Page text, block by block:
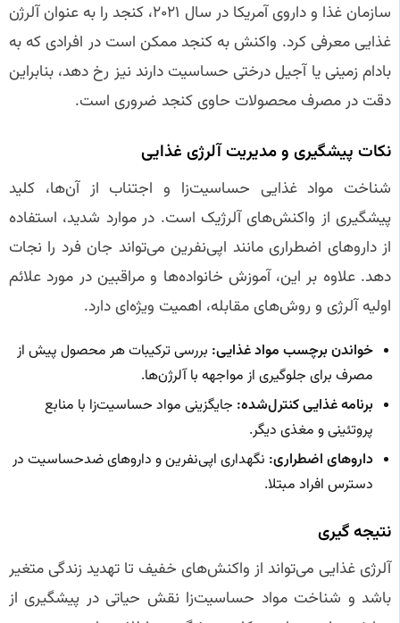
سازمان غذا و داروی آمریکا در سال ۲۰۲۱، کنجد را به عنوان آلرژن
غذایی معرفی کرد. واکنش به کنجد ممکن است در افرادی که به
بادام زمینی یا آجیل درختی حساسیت دارند نیز رخ دهد، بنابراین
دقت در مصرف محصولات حاوی کنجد ضروری است.
نکات پیشگیری و مدیریت آلرژی غذایی
شناخت مواد غذایی حساسیت‌زا و اجتناب از آن‌ها، کلید
پیشگیری از واکنش‌های آلرژیک است. در موارد شدید، استفاده
از داروهای اضطراری مانند اپی‌نفرین می‌تواند جان فرد را نجات
دهد. علاوه بر این، آموزش خانواده‌ها و مراقبین در مورد علائم
اولیه آلرژی و روش‌های مقابله، اهمیت ویژه‌ای دارد.
خواندن برچسب مواد غذایی: بررسی ترکیبات هر محصول پیش از
مصرف برای جلوگیری از مواجهه با آلرژن‌ها.
برنامه غذایی کنترل‌شده: جایگزینی مواد حساسیت‌زا با منابع
پروتئینی و مغذی دیگر.
داروهای اضطراری: نگهداری اپی‌نفرین و داروهای ضدحساسیت در
دسترس افراد مبتلا.
نتیجه‌ گیری
آلرژی غذایی می‌تواند از واکنش‌های خفیف تا تهدید زندگی متغیر
باشد و شناخت مواد حساسیت‌زا نقش حیاتی در پیشگیری از